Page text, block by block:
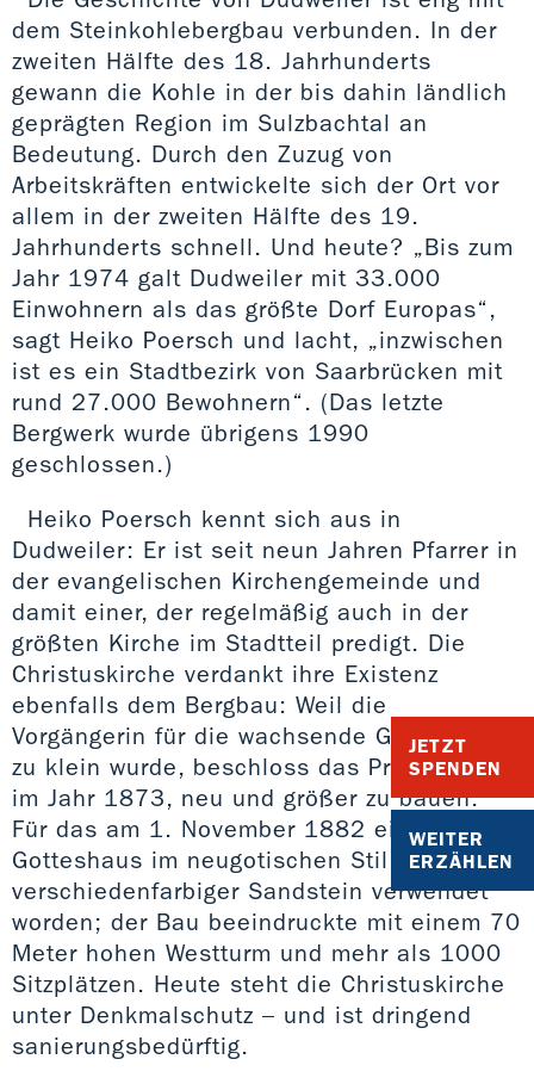
JETZT
SPENDEN
WEITER
ERZÄHLEN
dem Steinkohlebergbau verbunden. In der
zweiten Hälfte des 18. Jahrhunderts
gewann die Kohle in der bis dahin ländlich
geprägten Region im Sulzbachtal an
Bedeutung. Durch den Zuzug von
Arbeitskräften entwickelte sich der Ort vor
allem in der zweiten Hälfte des 19.
Jahrhunderts schnell. Und heute? „Bis zum
Jahr 1974 galt Dudweiler mit 33.000
Einwohnern als das größte Dorf Europas“,
sagt Heiko Poersch und lacht, „inzwischen
ist es ein Stadtbezirk von Saarbrücken mit
rund 27.000 Bewohnern“. (Das letzte
Bergwerk wurde übrigens 1990
geschlossen.)
Heiko Poersch kennt sich aus in
Dudweiler: Er ist seit neun Jahren Pfarrer in
der evangelischen Kirchengemeinde und
damit einer, der regelmäßig auch in der
größten Kirche im Stadtteil predigt. Die
Christuskirche verdankt ihre Existenz
ebenfalls dem Bergbau: Weil die
Vorgängerin für die wachsende Gemeinde
zu klein wurde, beschloss das Presbyterium
im Jahr 1873, neu und größer zu bauen.
Für das am 1. November 1882 eingeweihte
Gotteshaus im neugotischen Stil war
verschiedenfarbiger Sandstein verwendet
worden; der Bau beeindruckte mit einem 70
Meter hohen Westturm und mehr als 1000
Sitzplätzen. Heute steht die Christuskirche
unter Denkmalschutz – und ist dringend
sanierungsbedürftig.